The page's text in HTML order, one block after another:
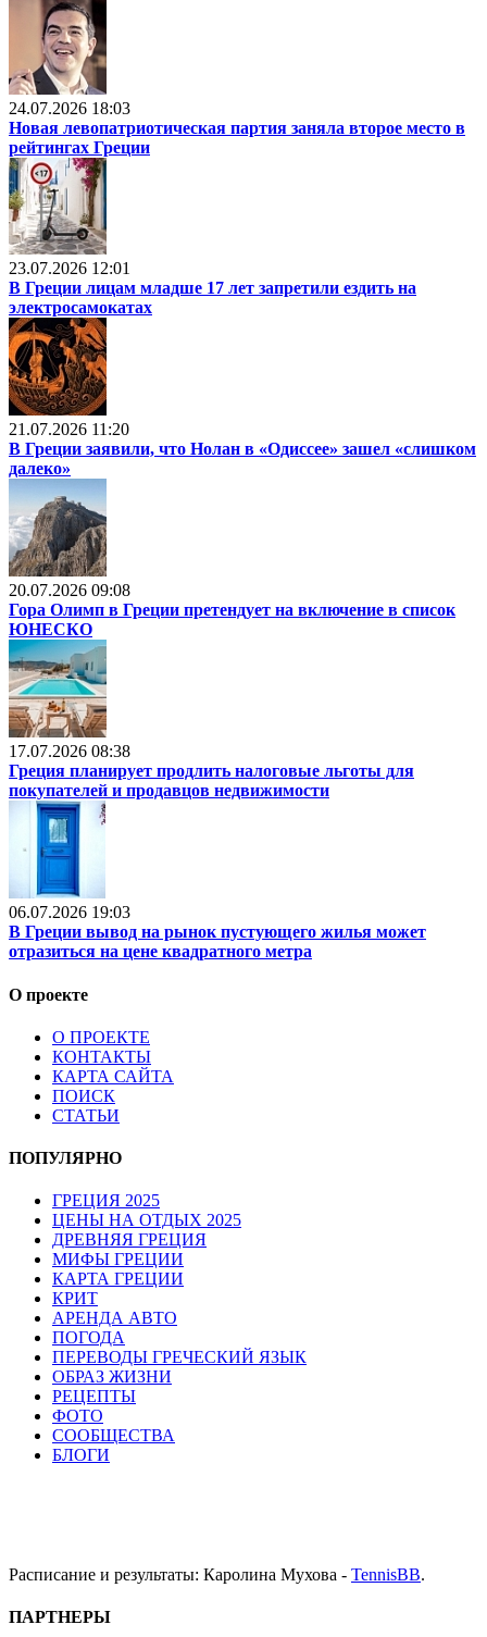
24.07.2026 18:03
Новая левопатриотическая партия заняла второе место в
рейтингах Греции
23.07.2026 12:01
В Греции лицам младше 17 лет запретили ездить на
электросамокатах
21.07.2026 11:20
В Греции заявили, что Нолан в «Одиссее» зашел «слишком
далеко»
20.07.2026 09:08
Гора Олимп в Греции претендует на включение в список
ЮНЕСКО
17.07.2026 08:38
Греция планирует продлить налоговые льготы для
покупателей и продавцов недвижимости
06.07.2026 19:03
В Греции вывод на рынок пустующего жилья может
отразиться на цене квадратного метра
О проекте
О ПРОЕКТЕ
КОНТАКТЫ
КАРТА САЙТА
ПОИСК
СТАТЬИ
ПОПУЛЯРНО
ГРЕЦИЯ 2025
ЦЕНЫ НА ОТДЫХ 2025
ДРЕВНЯЯ ГРЕЦИЯ
МИФЫ ГРЕЦИИ
КАРТА ГРЕЦИИ
КРИТ
АРЕНДА АВТО
ПОГОДА
ПЕРЕВОДЫ ГРЕЧЕСКИЙ ЯЗЫК
ОБРАЗ ЖИЗНИ
РЕЦЕПТЫ
ФОТО
СООБЩЕСТВА
БЛОГИ
Расписание и результаты: Каролина Мухова - TennisBB.
ПАРТНЕРЫ